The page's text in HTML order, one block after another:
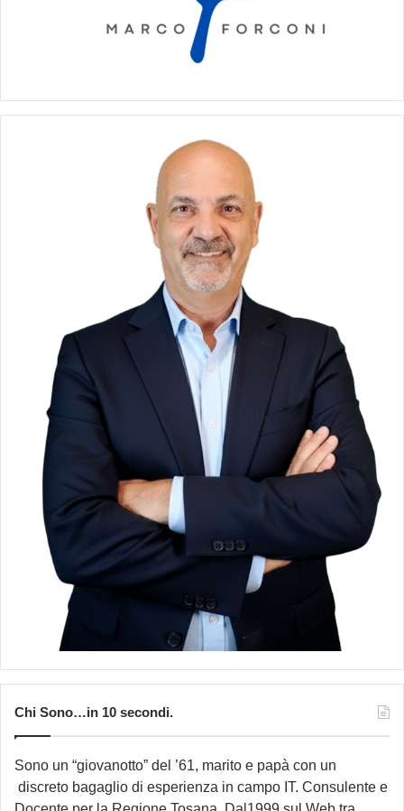
Chi Sono…in 10 secondi.
Sono un “giovanotto” del ’61, marito e papà con un
discreto bagaglio di esperienza in campo IT. Consulente e